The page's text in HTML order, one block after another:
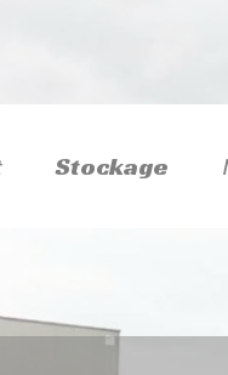
Stockage